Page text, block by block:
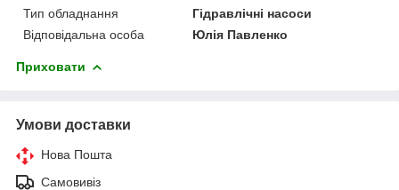
Тип обладнання
Гідравлічні насоси
Відповідальна особа
Юлія Павленко
Приховати
Умови доставки
Нова Пошта
Самовивіз